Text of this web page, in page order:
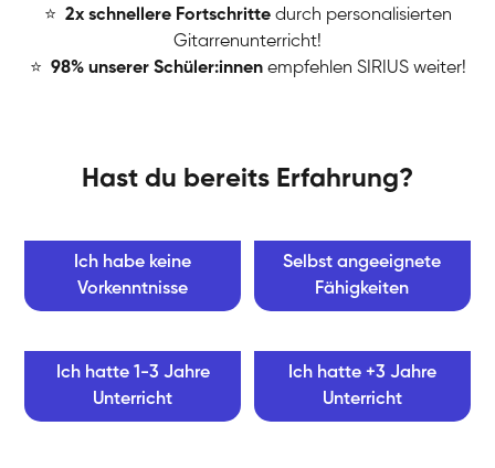
⭐ 2x schnellere Fortschritte durch personalisierten
Gitarrenunterricht!
⭐ 98% unserer Schüler:innen empfehlen SIRIUS weiter!
Hast du bereits Erfahrung?
Ich habe keine
Vorkenntnisse
Selbst angeeignete
Fähigkeiten
Ich hatte 1-3 Jahre
Unterricht
Ich hatte +3 Jahre
Unterricht